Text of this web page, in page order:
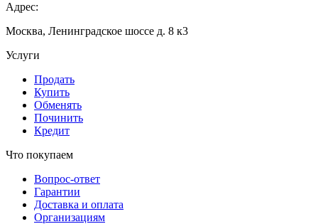
Адрес:
Москва, Ленинградское шоссе д. 8 к3
Услуги
Продать
Купить
Обменять
Починить
Кредит
Что покупаем
Вопрос-ответ
Гарантии
Доставка и оплата
Организациям